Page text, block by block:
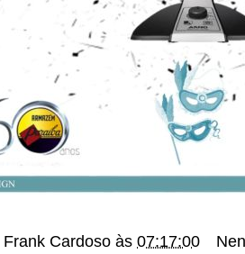
Frank Cardoso às 07:17:00